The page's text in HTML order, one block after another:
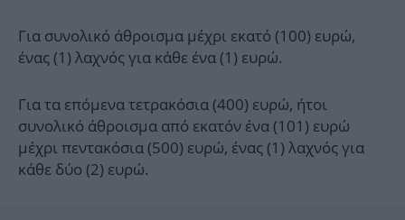
Για συνολικό άθροισμα μέχρι εκατό (100) ευρώ,
ένας (1) λαχνός για κάθε ένα (1) ευρώ.
Για τα επόμενα τετρακόσια (400) ευρώ, ήτοι
συνολικό άθροισμα από εκατόν ένα (101) ευρώ
μέχρι πεντακόσια (500) ευρώ, ένας (1) λαχνός για
κάθε δύο (2) ευρώ.